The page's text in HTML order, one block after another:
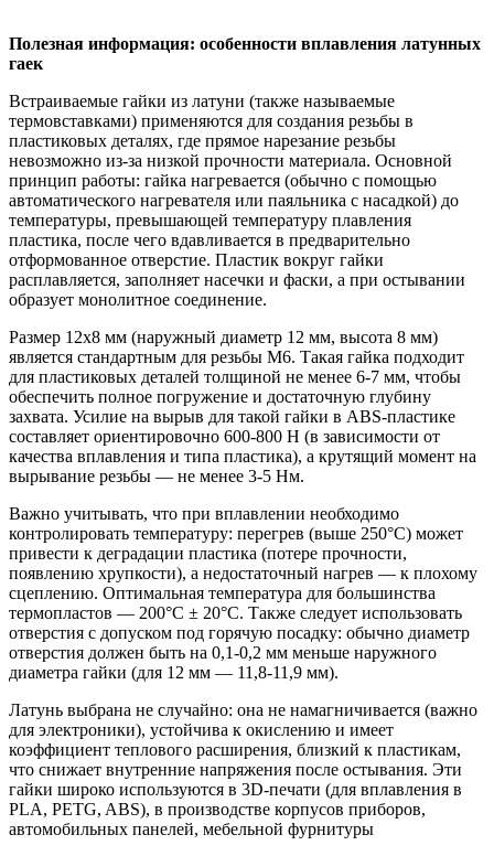
Полезная информация: особенности вплавления латунных
гаек
Встраиваемые гайки из латуни (также называемые
термовставками) применяются для создания резьбы в
пластиковых деталях, где прямое нарезание резьбы
невозможно из-за низкой прочности материала. Основной
принцип работы: гайка нагревается (обычно с помощью
автоматического нагревателя или паяльника с насадкой) до
температуры, превышающей температуру плавления
пластика, после чего вдавливается в предварительно
отформованное отверстие. Пластик вокруг гайки
расплавляется, заполняет насечки и фаски, а при остывании
образует монолитное соединение.
Размер 12х8 мм (наружный диаметр 12 мм, высота 8 мм)
является стандартным для резьбы М6. Такая гайка подходит
для пластиковых деталей толщиной не менее 6-7 мм, чтобы
обеспечить полное погружение и достаточную глубину
захвата. Усилие на вырыв для такой гайки в ABS-пластике
составляет ориентировочно 600-800 Н (в зависимости от
качества вплавления и типа пластика), а крутящий момент на
вырывание резьбы — не менее 3-5 Нм.
Важно учитывать, что при вплавлении необходимо
контролировать температуру: перегрев (выше 250°C) может
привести к деградации пластика (потере прочности,
появлению хрупкости), а недостаточный нагрев — к плохому
сцеплению. Оптимальная температура для большинства
термопластов — 200°C ± 20°C. Также следует использовать
отверстия с допуском под горячую посадку: обычно диаметр
отверстия должен быть на 0,1-0,2 мм меньше наружного
диаметра гайки (для 12 мм — 11,8-11,9 мм).
Латунь выбрана не случайно: она не намагничивается (важно
для электроники), устойчива к окислению и имеет
коэффициент теплового расширения, близкий к пластикам,
что снижает внутренние напряжения после остывания. Эти
гайки широко используются в 3D-печати (для вплавления в
PLA, PETG, ABS), в производстве корпусов приборов,
автомобильных панелей, мебельной фурнитуры